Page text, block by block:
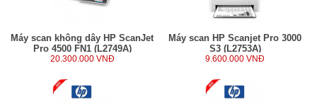
Máy scan không dây HP ScanJet
Pro 4500 FN1 (L2749A)
20.300.000 VNĐ
Máy scan HP Scanjet Pro 3000
S3 (L2753A)
9.600.000 VNĐ